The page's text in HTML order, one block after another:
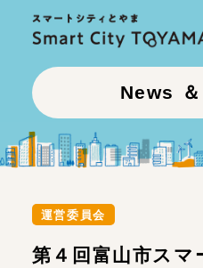
News
第４回富山市ス
運営委員会